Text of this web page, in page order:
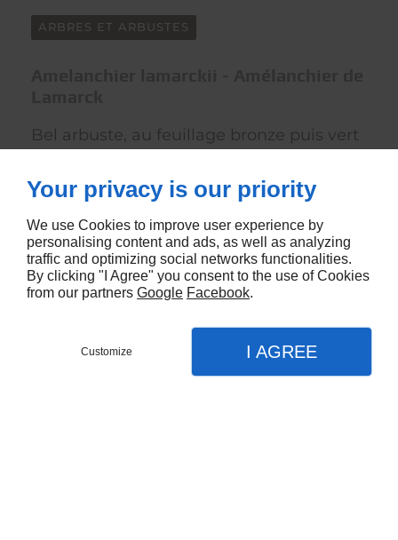
ARBRES ET ARBUSTES
Bel arbuste, au feuillage bronze puis vert
fleurs blanches, et donnant des fruits
Your privacy is our priority
We use Cookies to improve user experience by
personalising content and ads, as well as analyzing
traffic and optimizing social networks functionalities.
By clicking "I Agree" you consent to the use of Cookies
from our partners Google Facebook.
Customize I AGREE